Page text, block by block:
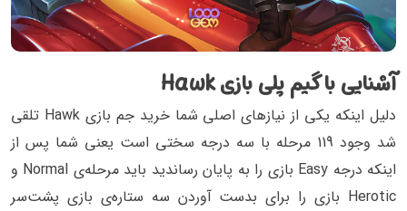
آشنایی با گیم پلی بازی Hawk
دلیل اینکه یکی از نیازهای اصلی شما خرید جم بازی Hawk تلقی
شد وجود 119 مرحله با سه درجه سختی است یعنی شما پس از
اینکه درجه Easy بازی را به پایان رساندید باید مرحله‌ی Normal و
Herotic بازی را برای بدست آوردن سه ستاره‌ی بازی پشت‌سر